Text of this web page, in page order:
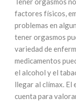
factores físicos,
problemas en
tener orgasmos
variedad de
medicamentos
el alcohol y el
llegar al clímax. El
cuenta para